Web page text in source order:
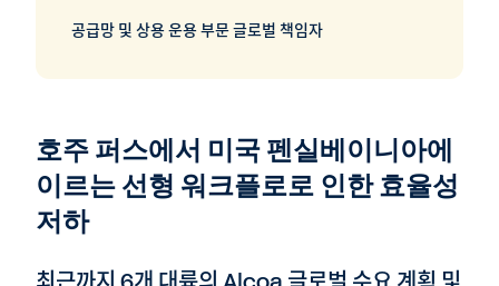
공급망 및 상용 운용 부문 글로벌 책임자
호주 퍼스에서 미국 펜실베이니아에
이르는 선형 워크플로로 인한 효율성
저하